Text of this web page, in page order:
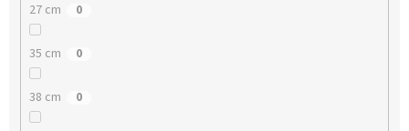
27 cm 0
35 cm 0
38 cm 0